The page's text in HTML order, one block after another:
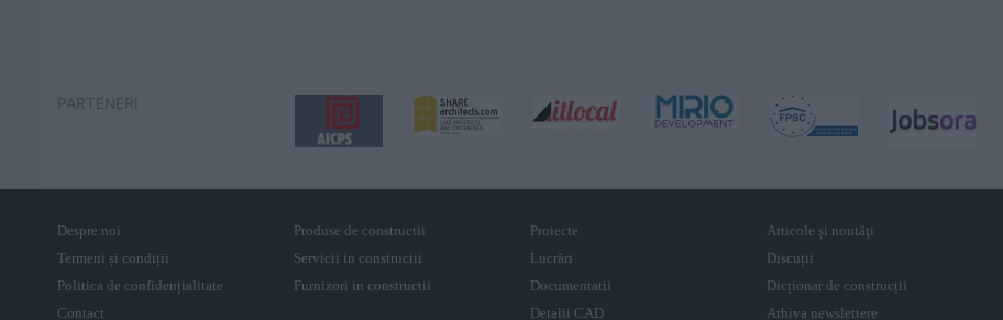
PARTENERI
Despre noi
Termeni și condiții
Politica de confidențialitate
Contact
Produse de constructii
Servicii in constructii
Furnizori in constructii
Proiecte
Lucrări
Documentatii
Detalii CAD
Articole și noutăţi
Discuții
Dicționar de construcții
Arhiva newslettere